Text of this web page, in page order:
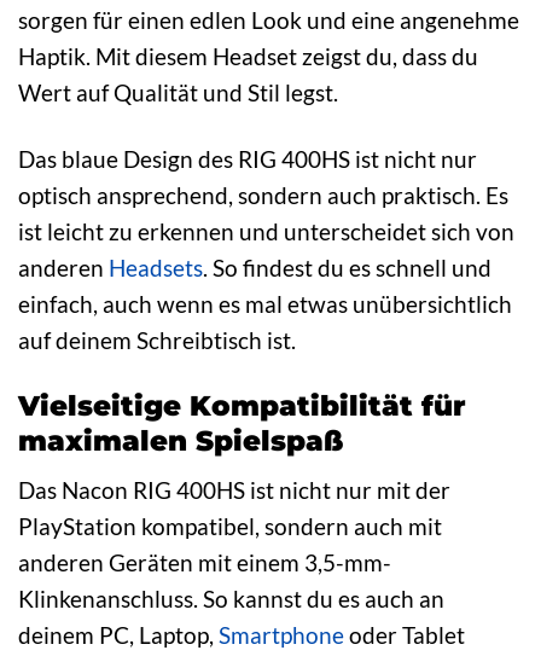
sorgen für einen edlen Look und eine angenehme
Haptik. Mit diesem Headset zeigst du, dass du
Wert auf Qualität und Stil legst.
Das blaue Design des RIG 400HS ist nicht nur
optisch ansprechend, sondern auch praktisch. Es
ist leicht zu erkennen und unterscheidet sich von
anderen Headsets. So findest du es schnell und
einfach, auch wenn es mal etwas unübersichtlich
auf deinem Schreibtisch ist.
Vielseitige Kompatibilität für
maximalen Spielspaß
Das Nacon RIG 400HS ist nicht nur mit der
PlayStation kompatibel, sondern auch mit
anderen Geräten mit einem 3,5-mm-
Klinkenanschluss. So kannst du es auch an
deinem PC, Laptop, Smartphoneoder Tablet